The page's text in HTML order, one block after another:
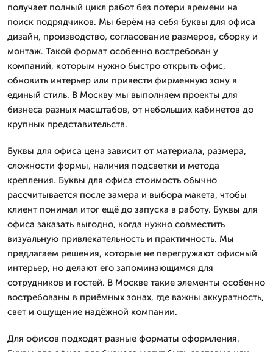
получает полный цикл работ без потери времени на
поиск подрядчиков. Мы берём на себя буквы для офиса
дизайн, производство, согласование размеров, сборку и
монтаж. Такой формат особенно востребован у
компаний, которым нужно быстро открыть офис,
обновить интерьер или привести фирменную зону в
единый стиль. В Москву мы выполняем проекты для
бизнеса разных масштабов, от небольших кабинетов до
крупных представительств.
Буквы для офиса цена зависит от материала, размера,
сложности формы, наличия подсветки и метода
крепления. Буквы для офиса стоимость обычно
рассчитывается после замера и выбора макета, чтобы
клиент понимал итог ещё до запуска в работу. Буквы для
офиса заказать выгодно, когда нужно совместить
визуальную привлекательность и практичность. Мы
предлагаем решения, которые не перегружают офисный
интерьер, но делают его запоминающимся для
сотрудников и гостей. В Москве такие элементы особенно
востребованы в приёмных зонах, где важны аккуратность,
свет и ощущение надёжной компании.
Для офисов подходят разные форматы оформления.